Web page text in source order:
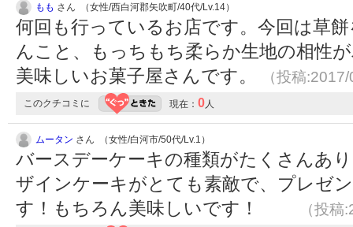
もも さん （女性/西白河郡矢吹町/40代/Lv.14）
何回も行っているお店です。今回は草
んこと、もっちもち柔らか生地の相性
美味しいお菓子屋さんです。
（投稿
このクチコミに 現在： 0 人
ムータン さん （女性/白河市/50代/Lv.1）
バースデーケーキの種類がたくさんあ
ザインケーキがとても素敵で、プレゼ
す！もちろん美味しいです！
（投